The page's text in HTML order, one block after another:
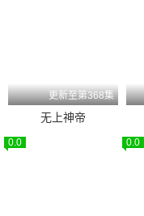
更新至第368集
无上神帝
0.0 0.0